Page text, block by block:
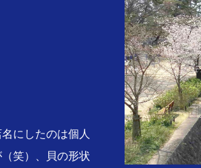
にしたのは個人
笑）、貝の形状